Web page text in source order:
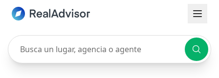
Busca un lugar, agencia o agente